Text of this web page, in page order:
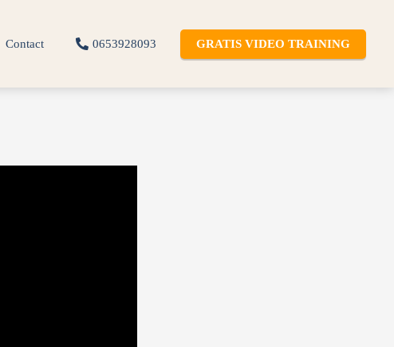
Contact 0653928093 GRATIS VIDEO TRAINING